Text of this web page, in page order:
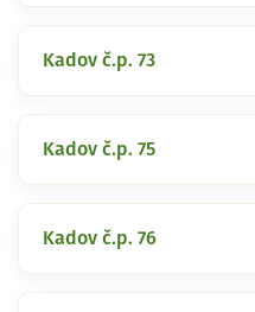
Kadov č.p. 73
Kadov č.p. 75
Kadov č.p. 76